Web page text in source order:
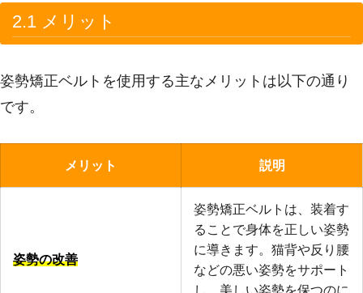
2.1 メリット
姿勢矯正ベルトを使用する主なメリットは以下の通り
です。
メリット 説明
姿勢の改善
姿勢矯正ベルトは、装着す
ることで身体を正しい姿勢
に導きます。猫背や反り腰
などの悪い姿勢をサポート